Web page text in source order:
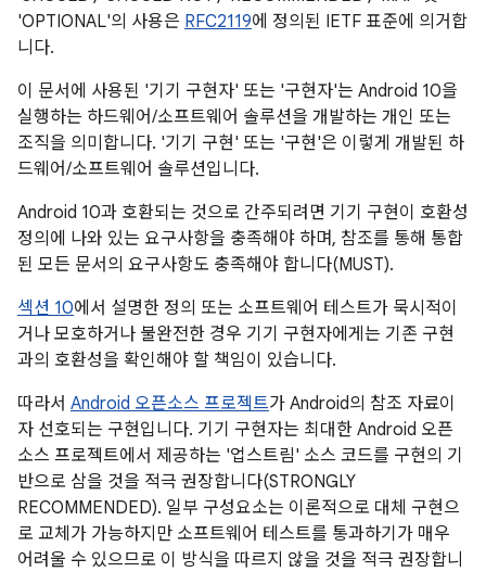
'OPTIONAL'의 사용은 RFC2119에 정의된 IETF 표준에 의거합
니다.
이 문서에 사용된 '기기 구현자' 또는 '구현자'는 Android 10을
실행하는 하드웨어/소프트웨어 솔루션을 개발하는 개인 또는
조직을 의미합니다. '기기 구현' 또는 '구현'은 이렇게 개발된 하
드웨어/소프트웨어 솔루션입니다.
Android 10과 호환되는 것으로 간주되려면 기기 구현이 호환성
정의에 나와 있는 요구사항을 충족해야 하며, 참조를 통해 통합
된 모든 문서의 요구사항도 충족해야 합니다(MUST).
섹션 10에서 설명한 정의 또는 소프트웨어 테스트가 묵시적이
거나 모호하거나 불완전한 경우 기기 구현자에게는 기존 구현
과의 호환성을 확인해야 할 책임이 있습니다.
따라서 Android 오픈소스 프로젝트가 Android의 참조 자료이
자 선호되는 구현입니다. 기기 구현자는 최대한 Android 오픈
소스 프로젝트에서 제공하는 '업스트림' 소스 코드를 구현의 기
반으로 삼을 것을 적극 권장합니다(STRONGLY
RECOMMENDED). 일부 구성요소는 이론적으로 대체 구현으
로 교체가 가능하지만 소프트웨어 테스트를 통과하기가 매우
어려울 수 있으므로 이 방식을 따르지 않을 것을 적극 권장합니